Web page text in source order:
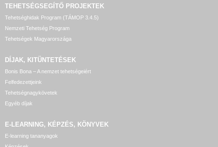
TEHETSÉGSEGÍTŐ PROJEKTEK
Tehetséghidak Program (TÁMOP 3.4.5)
Nemzeti Tehetség Program
Tehetségek Magyarországa
DÍJAK, KITÜNTETÉSEK
Bonis Bona – A nemzet tehetségeiért
Felfedezettjeink
Tehetségnagykövetek
Egyéb díjak
E-LEARNING, KÉPZÉS, KÖNYVEK
E-learning tananyagok